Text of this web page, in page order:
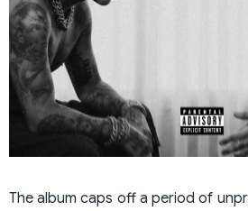
The album caps off a period of